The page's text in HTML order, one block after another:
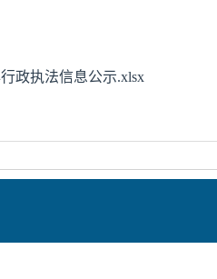
政执法信息公示.xlsx